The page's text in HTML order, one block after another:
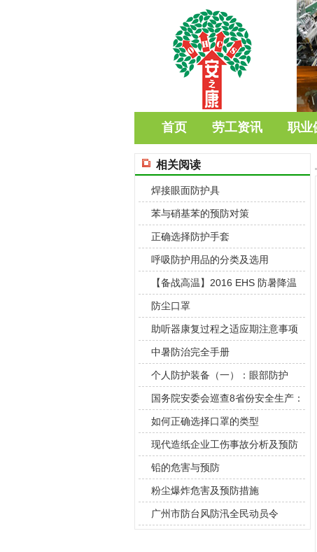
首页 劳工资讯 职业
相关阅读
焊接眼面防护具
苯与硝基苯的预防对策
正确选择防护手套
呼吸防护用品的分类及选用
【备战高温】2016 EHS 防暑降温
背
防尘口罩
助听器康复过程之适应期注意事项
中暑防治完全手册
个人防护装备（一）：眼部防护
国务院安委会巡查8省份安全生产：
发现隐患
如何正确选择口罩的类型
现代造纸企业工伤事故分析及预防
对策
铅的危害与预防
粉尘爆炸危害及预防措施
广州市防台风防汛全民动员令